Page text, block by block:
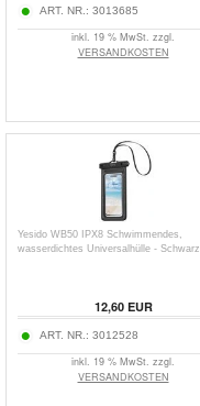
ART. NR.: 3013685
inkl. 19 % MwSt. zzgl.
VERSANDKOSTEN
Yesido WB50 IPX8 Schwimmendes,
wasserdichtes Universalhülle - Schwarz
12,60EUR
ART. NR.: 3012528
inkl. 19 % MwSt. zzgl.
VERSANDKOSTEN